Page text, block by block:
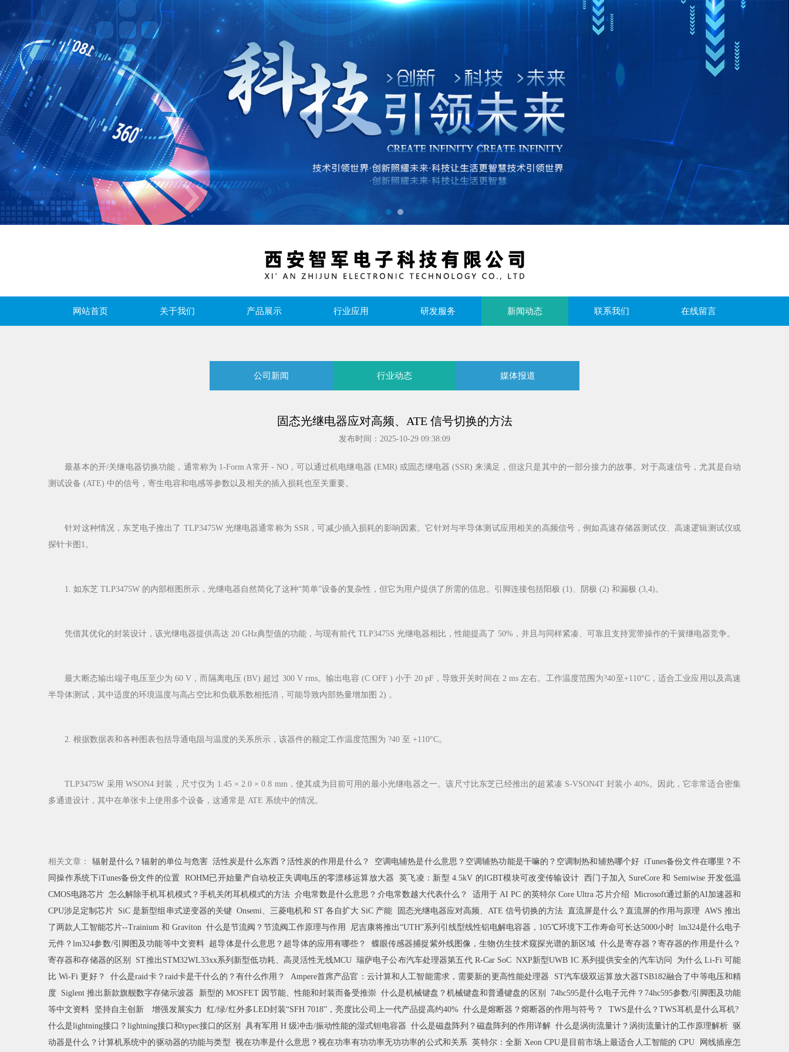
网站首页 关于我们 产品展示 行业应用 研发服务 新闻动态 联系我们 在线留言
公司新闻 行业动态 媒体报道
固态光继电器应对高频、ATE 信号切换的方法
发布时间：2025-10-29 09:38:09
最基本的开/关继电器切换功能，通常称为 1-Form A常开 - NO，可以通过机电继电器 (EMR) 或固态继电器 (SSR) 来满足，但这只是其中的一部分接力的故事。对于高速信号，尤其是自动
测试设备 (ATE) 中的信号，寄生电容和电感等参数以及相关的插入损耗也至关重要。
针对这种情况，东芝电子推出了 TLP3475W 光继电器通常称为 SSR，可减少插入损耗的影响因素。它针对与半导体测试应用相关的高频信号，例如高速存储器测试仪、高速逻辑测试仪或
探针卡图1。
1. 如东芝 TLP3475W 的内部框图所示，光继电器自然简化了这种“简单”设备的复杂性，但它为用户提供了所需的信息。引脚连接包括阳极 (1)、阴极 (2) 和漏极 (3,4)。
凭借其优化的封装设计，该光继电器提供高达 20 GHz典型值的功能，与现有前代 TLP3475S 光继电器相比，性能提高了 50%，并且与同样紧凑、可靠且支持宽带操作的干簧继电器竞争。
最大断态输出端子电压至少为 60 V，而隔离电压 (BV) 超过 300 V rms。输出电容 (C OFF ) 小于 20 pF，导致开关时间在 2 ms 左右。工作温度范围为?40至+110°C，适合工业应用以及高速
半导体测试，其中适度的环境温度与高占空比和负载系数相抵消，可能导致内部热量增加图 2) 。
2. 根据数据表和各种图表包括导通电阻与温度的关系所示，该器件的额定工作温度范围为 ?40 至 +110°C。
TLP3475W 采用 WSON4 封装，尺寸仅为 1.45 × 2.0 × 0.8 mm，使其成为目前可用的最小光继电器之一。该尺寸比东芝已经推出的超紧凑 S-VSON4T 封装小 40%。因此，它非常适合密集
多通道设计，其中在单张卡上使用多个设备，这通常是 ATE 系统中的情况。
相关文章： 辐射是什么？辐射的单位与危害 活性炭是什么东西？活性炭的作用是什么？ 空调电辅热是什么意思？空调辅热功能是干嘛的？空调制热和辅热哪个好 iTunes备份文件在哪里？不
同操作系统下iTunes备份文件的位置
ROHM已开始量产自动校正失调电压的零漂移运算放大器 英飞凌：新型 4.5kV 的IGBT模块可改变传输设计
西门子加入 SureCore 和 Semiwise 开发低温
CMOS电路芯片 怎么解除手机耳机模式？手机关闭耳机模式的方法 介电常数是什么意思？介电常数越大代表什么？ 适用于 AI PC 的英特尔 Core Ultra 芯片介绍 Microsoft通过新的AI加速器和
CPU涉足定制芯片 SiC 是新型组串式逆变器的关键 Onsemi、三菱电机和 ST 各自扩大 SiC 产能 固态光继电器应对高频、ATE 信号切换的方法 直流屏是什么？直流屏的作用与原理 AWS 推出
了两款人工智能芯片--Trainium 和 Graviton 什么是节流阀？节流阀工作原理与作用 尼吉康将推出“UTH”系列引线型线性铝电解电容器，105℃环境下工作寿命可长达5000小时 lm324是什么电子
元件？lm324参数/引脚图及功能等中文资料 超导体是什么意思？超导体的应用有哪些？ 蝶眼传感器捕捉紫外线图像，生物仿生技术窥探光谱的新区域 什么是寄存器？寄存器的作用是什么？
寄存器和存储器的区别
ST推出STM32WL33xx系列新型低功耗、高灵活性无线MCU 瑞萨电子公布汽车处理器第五代 R-Car SoC NXP新型UWB IC 系列提供安全的汽车访问
为什么 Li-Fi 可能
比 Wi-Fi 更好？
什么是raid卡？raid卡是干什么的？有什么作用？ Ampere首席产品官：云计算和人工智能需求，需要新的更高性能处理器
ST汽车级双运算放大器TSB182融合了中等电压和精
度 Siglent 推出新款旗舰数字存储示波器 新型的 MOSFET 因节能、性能和封装而备受推崇 什么是机械键盘？机械键盘和普通键盘的区别
74hc595是什么电子元件？74hc595参数/引脚图及功能
等中文资料
坚持自主创新 增强发展实力 红/绿/红外多LED封装“SFH 7018”，亮度比公司上一代产品提高约40% 什么是熔断器？熔断器的作用与符号？
TWS是什么？TWS耳机是什么耳机?
什么是lightning接口？lightning接口和typec接口的区别
具有军用 H 级冲击/振动性能的湿式钽电容器 什么是磁盘阵列？磁盘阵列的作用详解 什么是涡街流量计？涡街流量计的工作原理解析 驱
动器是什么？计算机系统中的驱动器的功能与类型 视在功率是什么意思？视在功率有功功率无功功率的公式和关系 英特尔：全新 Xeon CPU是目前市场上最适合人工智能的 CPU 网线插座怎